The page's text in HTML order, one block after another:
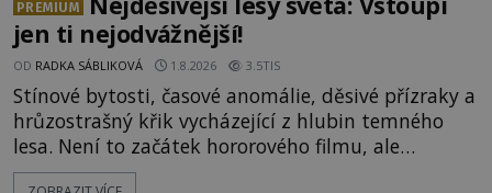
PREMIUM
jen ti nejodvážnější!
OD RADKA SÁBLIKOVÁ 1.8.2026 3.5TIS
Stínové bytosti, časové anomálie, děsivé přízraky a
hrůzostrašný křik vycházející z hlubin temného
lesa. Není to začátek hororového filmu, ale
události, které popisují návštěvníci lesů, které jsou